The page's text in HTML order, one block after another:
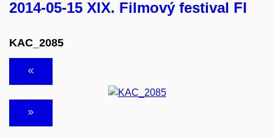
2014-05-15 XIX. Filmový festival FI
KAC_2085